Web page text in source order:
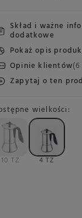
Skład i ważne
dodatkowe
Pokaż opis
Opinie klientów
Zapytaj o ten
wielkości
10 TZ 4 TZ